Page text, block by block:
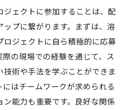
としての溶接技術の磨き方
を高める溶接技術の応用
るための継続的な学びの場
の溶接スペシャリストへの
した高難度プロジェクトへ
ェクトに参加することは、配
プに繋がります。まずは、溶
ジェクトに自ら積極的に応募
の現場での経験を通じて、ス
術や手法を学ぶことができま
はチームワークが求められる
能力も重要です。良好な関係